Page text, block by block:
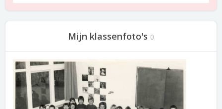
Mijn klassenfoto's 0